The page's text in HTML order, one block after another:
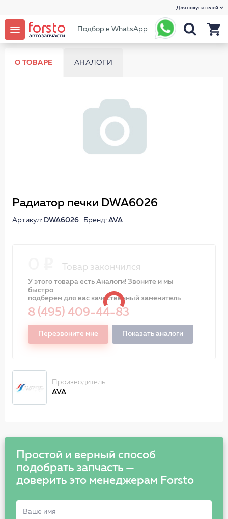
Для покупателей
Подбор в WhatsApp
О ТОВАРЕ АНАЛОГИ
Радиатор печки DWA6026
Артикул: DWA6026Бренд: AVA
Товар закончился
У этого товара есть Аналоги! Звоните и мы
быстро
подберем для вас качественный заменитель
8 (495) 409-44-83
Перезвоните мне Показать аналоги
Производитель
AVA
Простой и верный способ
подобрать запчасть —
доверить это менеджерам Forsto